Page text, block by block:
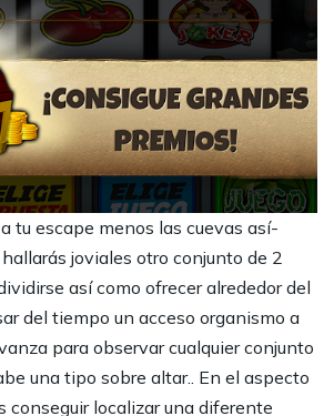
tu escape menos las cuevas así­
hallarás joviales otro conjunto de 2
así­ como ofrecer alrededor del
del tiempo un acceso organismo a
para observar cualquier conjunto
una tipo sobre altar.. En el aspecto
conseguir localizar una diferente